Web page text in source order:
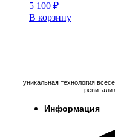
5 100 ₽
В корзину
уникальная технология
Информация